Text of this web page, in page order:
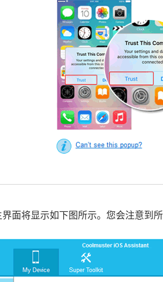
面将显示如下图所示。您会注意到